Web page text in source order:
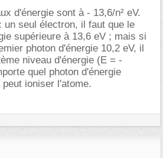
d'énergie sont à - 13,6/n² eV.
un seul électron, il faut que le
supérieure à 13,6 eV ; mais si
photon d'énergie 10,2 eV, il
niveau d'énergie (E = -
quel photon d'énergie
ioniser l'atome.